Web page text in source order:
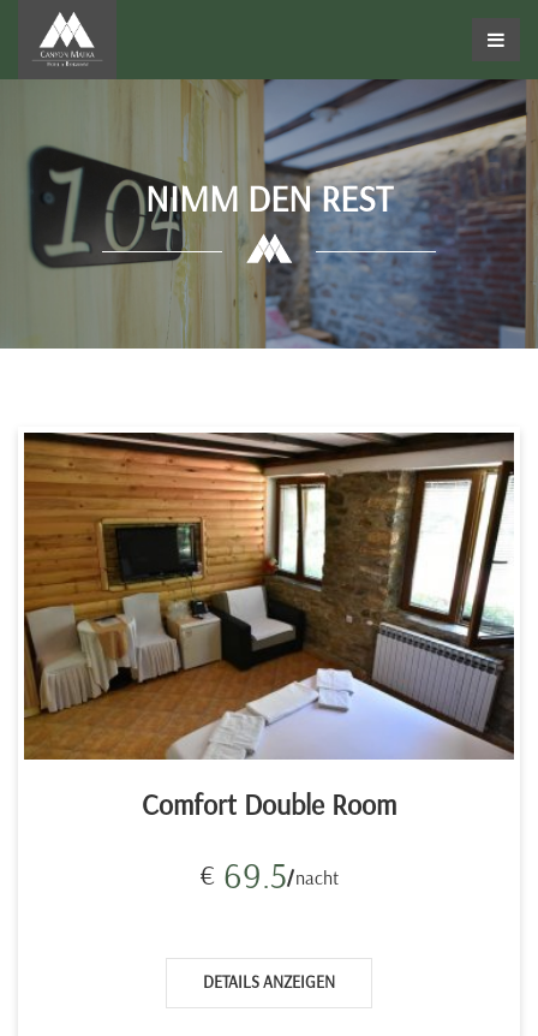
NIMM DEN REST
Comfort Double Room
€ 69.5nacht
DETAILS ANZEIGEN